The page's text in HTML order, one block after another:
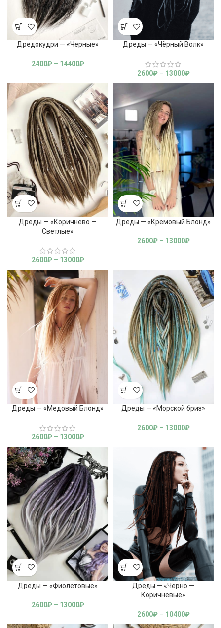
Дредокудри — «Черные»
2400₽ – 14400₽
Дреды — «Чёрный Волк»
2600₽ – 13000₽
Дреды — «Коричнево —
Светлые»
2600₽ – 13000₽
Дреды — «Кремовый Блонд»
2600₽ – 13000₽
Дреды — «Медовый Блонд»
2600₽ – 13000₽
Дреды — «Морской бриз»
2600₽ – 13000₽
Дреды — «Фиолетовые»
2600₽ – 13000₽
Дреды — «Черно —
Коричневые»
2600₽ – 10400₽